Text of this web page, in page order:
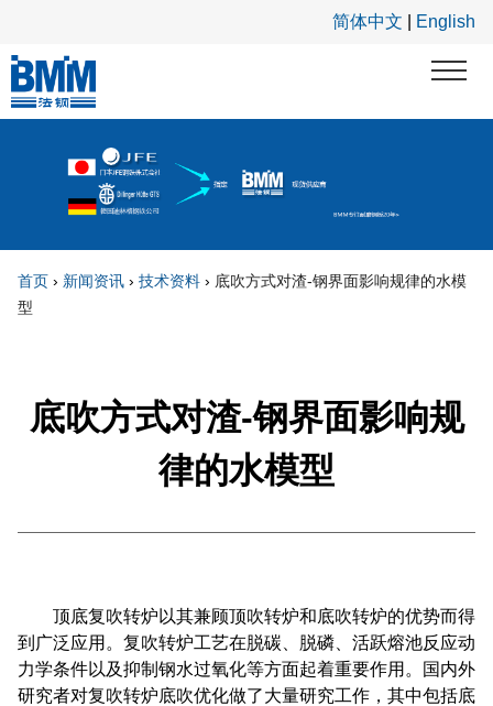
简体中文 English
你在这里
首页 › 新闻资讯 › 技术资料 › 底吹方式对渣-钢界面影响规律的水模
型
底吹方式对渣-钢界面影响规
律的水模型
顶底复吹转炉以其兼顾顶吹转炉和底吹转炉的优势而得
到广泛应用。复吹转炉工艺在脱碳、脱磷、活跃熔池反应动
力学条件以及抑制钢水过氧化等方面起着重要作用。国内外
研究者对复吹转炉底吹优化做了大量研究工作，其中包括底